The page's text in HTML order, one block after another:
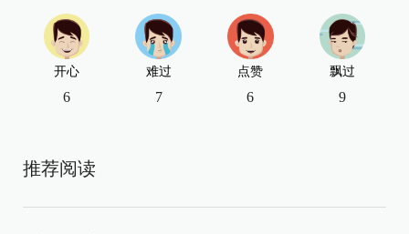
开心
6
难过
7
点赞
6
飘过
9
推荐阅读